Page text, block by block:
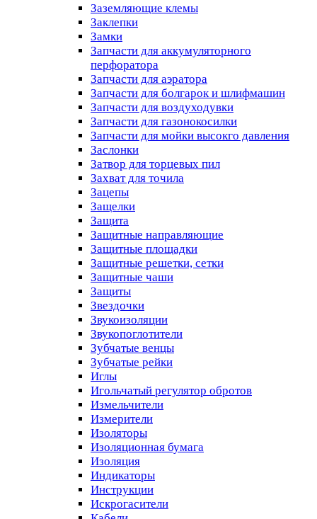
Заземляющие клемы
Заклепки
Замки
Запчасти для аккумуляторного
перфоратора
Запчасти для аэратора
Запчасти для болгарок и шлифмашин
Запчасти для воздуходувки
Запчасти для газонокосилки
Запчасти для мойки высокго давления
Заслонки
Затвор для торцевых пил
Захват для точила
Зацепы
Защелки
Защита
Защитные направляющие
Защитные площадки
Защитные решетки, сетки
Защитные чаши
Защиты
Звездочки
Звукоизоляции
Звукопоглотители
Зубчатые венцы
Зубчатые рейки
Иглы
Игольчатый регулятор обротов
Измельчители
Измерители
Изоляторы
Изоляционная бумага
Изоляция
Индикаторы
Инструкции
Искрогасители